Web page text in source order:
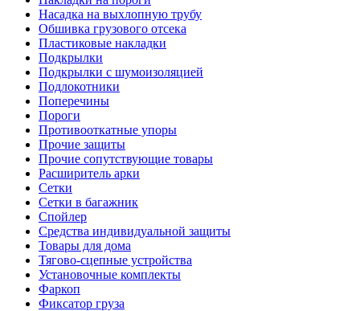
Насадка на выхлопную трубу
Обшивка грузового отсека
Пластиковые накладки
Подкрылки
Подкрылки с шумоизоляцией
Подлокотники
Поперечины
Пороги
Противооткатные упоры
Прочие защиты
Прочие сопутствующие товары
Расширитель арки
Сетки
Сетки в багажник
Спойлер
Средства индивидуальной защиты
Товары для дома
Тягово-сцепные устройства
Установочные комплекты
Фаркоп
Фиксатор груза